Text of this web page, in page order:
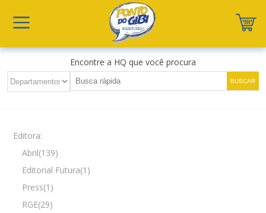
Encontre a HQ que você procura
Editora:
Abril(139)
Editorial Futura(1)
Press(1)
RGE(29)